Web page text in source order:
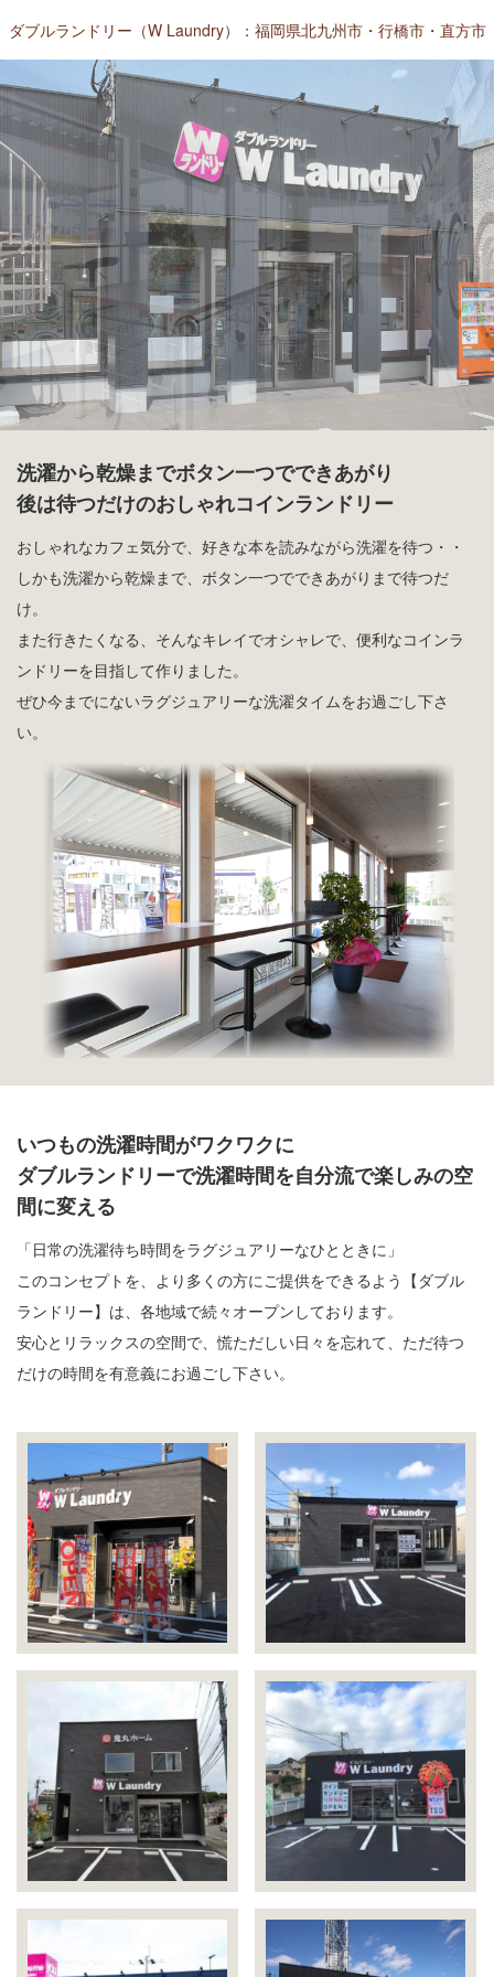
ダブルランドリー（W Laundry）：福岡県北九州市・行橋市・直方市
洗濯から乾燥までボタン一つでできあがり
後は待つだけのおしゃれコインランドリー
おしゃれなカフェ気分で、好きな本を読みながら洗濯を待つ・・
しかも洗濯から乾燥まで、ボタン一つでできあがりまで待つだ
け。
また行きたくなる、そんなキレイでオシャレで、便利なコインラ
ンドリーを目指して作りました。
ぜひ今までにないラグジュアリーな洗濯タイムをお過ごし下さ
い。
いつもの洗濯時間がワクワクに
ダブルランドリーで洗濯時間を自分流で楽しみの空
間に変える
「日常の洗濯待ち時間をラグジュアリーなひとときに」
このコンセプトを、より多くの方にご提供をできるよう【ダブル
ランドリー】は、各地域で続々オープンしております。
安心とリラックスの空間で、慌ただしい日々を忘れて、ただ待つ
だけの時間を有意義にお過ごし下さい。